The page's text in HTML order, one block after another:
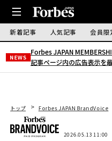
新着記事 人気記事 会員限
NEWS
Forbes JAPAN
記事ページ内の広告表示を
トップ Forbes JAPAN BrandVoice
2026.05.13 11:00